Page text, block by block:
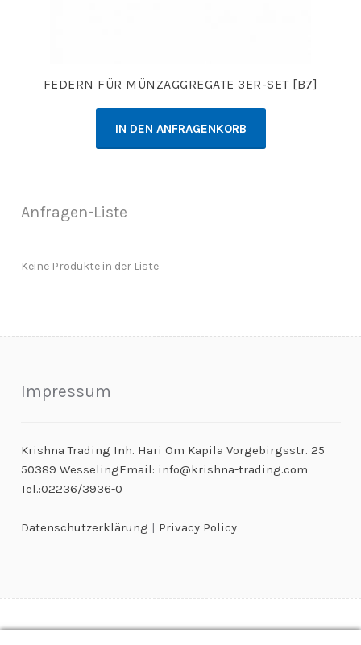
FEDERN FÜR MÜNZAGGREGATE 3ER-SET [B7]
IN DEN ANFRAGENKORB
Anfragen-Liste
Keine Produkte in der Liste
Impressum
Krishna Trading Inh. Hari Om Kapila Vorgebirgsstr. 25
50389 WesselingEmail: info@krishna-trading.com
Tel.:02236/3936-0
Datenschutzerklärung | Privacy Policy